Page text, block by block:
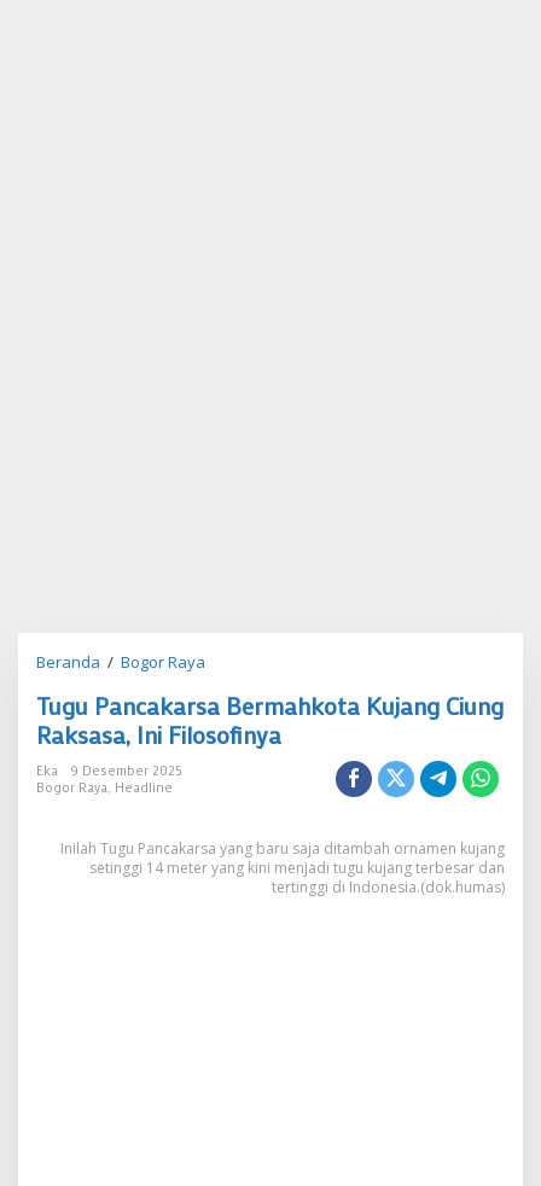
Beranda / Bogor Raya
Bermahkota
Kujang
Ciung
Tugu Pancakarsa Bermahkota Kujang Ciung
Raksasa, Ini Filosofinya
Eka
9 Desember 2025
Bogor Raya, Headline
Inilah Tugu Pancakarsa yang baru saja ditambah ornamen kujang
setinggi 14 meter yang kini menjadi tugu kujang terbesar dan
tertinggi di Indonesia.(dok.humas)